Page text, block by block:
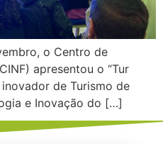
o Centro de
apresentou o “Tur
de Turismo de
e Inovação do […]